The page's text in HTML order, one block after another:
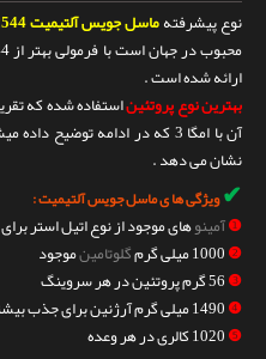
نوع پیشرفتهماسل جویس آلتیمیت 2544
ارائه شده است .
بهترین نوع پروتئیناستفاده شده که
آن با امگا 3 که در ادامه
نشان می دهد .
✔ویژگی ها ی ماسل جویس آلتیمیت :
❶آمینوهای موجود از نوع اتیل استر
❷
گلوتامینموجود
❸
❹
❺